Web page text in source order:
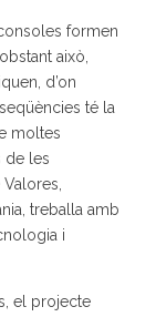
formen
això,
d’on
té la
moltes
de les
treballa amb
i
el projecte